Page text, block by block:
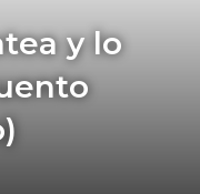
y lo